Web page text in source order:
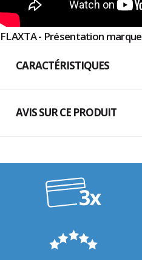
FLAXTA - Présentation marque
CARACTÉRISTIQUES
AVIS SUR CE PRODUIT